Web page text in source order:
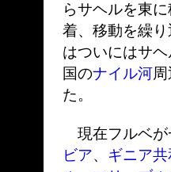
らサヘルを東
着、移動を繰
はついにはサ
国のナイル河周
た。
現在フルベが
ビア、 ギニア